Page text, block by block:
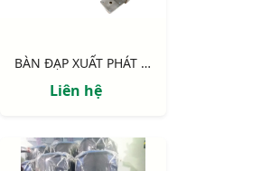
BÀN ĐẠP XUẤT PHÁT NHÔM DÙNG CHO TẬP LUYỆN
Liên hệ